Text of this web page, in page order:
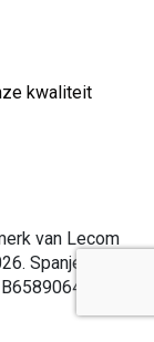
kwaliteit
van Lecom
Spanje. Alle